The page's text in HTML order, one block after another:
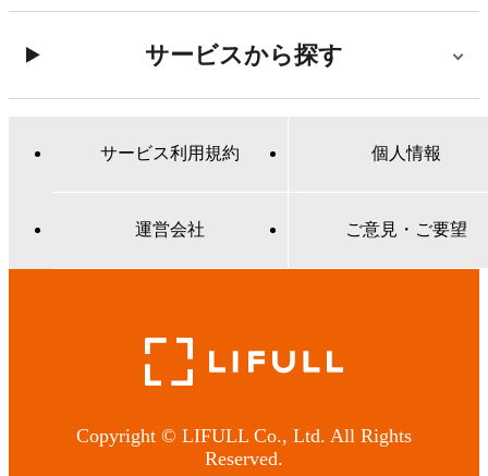
サービスから探す
サービス利用規約 個人情報
運営会社 ご意見・ご要望
Copyright © LIFULL Co., Ltd. All Rights
Reserved.